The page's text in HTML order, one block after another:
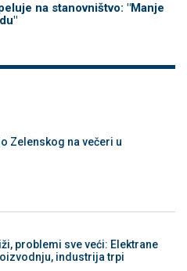
na stanovništvo: "Manje
Zelenskog na večeri u
problemi sve veći: Elektrane
industrija trpi